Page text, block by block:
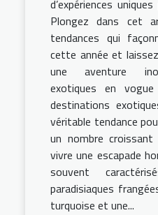
d’expériences
Plongez dans cet
tendances qui
cette année et
une aventure
exotiques en
destinations
véritable tendance
un nombre
vivre une escapade
souvent
paradisiaques
turquoise et une...